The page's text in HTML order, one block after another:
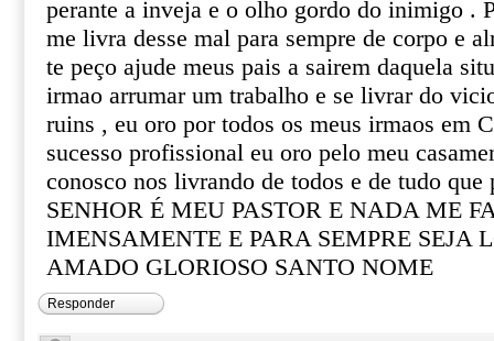
perante a inveja e o olho gordo do inimigo .
me livra desse mal para sempre de corpo e
te peço ajude meus pais a sairem daquela
irmao arrumar um trabalho e se livrar do
ruins , eu oro por todos os meus irmaos em
sucesso profissional eu oro pelo meu
conosco nos livrando de todos e de tudo que
SENHOR É MEU PASTOR E NADA ME
IMENSAMENTE E PARA SEMPRE SEJA
AMADO GLORIOSO SANTO NOME
Responder